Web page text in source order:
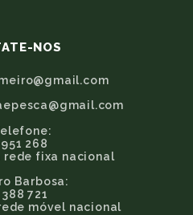
NOS
268
rede fixa nacional
Barbosa:
721
móvel nacional